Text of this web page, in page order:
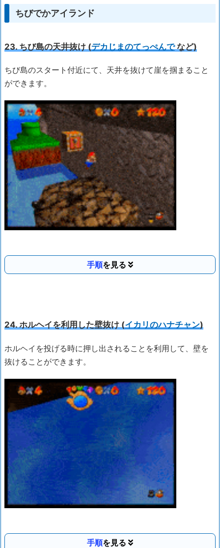
ちびでかアイランド
23. ちび島の天井抜け (デカじまのてっぺんでなど)
ちび島のスタート付近にて、天井を抜けて崖を掴まること
ができます。
手順
24. ホルヘイを利用した壁抜け (イカリのハナチャン)
ホルヘイを投げる時に押し出されることを利用して、壁を
抜けることができます。
手順